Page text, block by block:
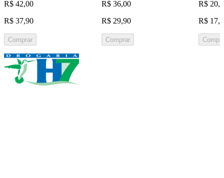
R$ 42,00
R$ 37,90
Comprar
R$ 36,00
R$ 29,90
Comprar
R$
R$